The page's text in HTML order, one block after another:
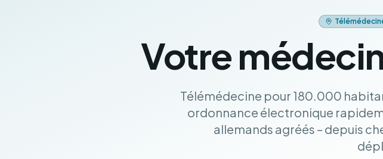
Votre
Télémédecine pour 180.000
ordonnance électronique
allemands agréés – depuis